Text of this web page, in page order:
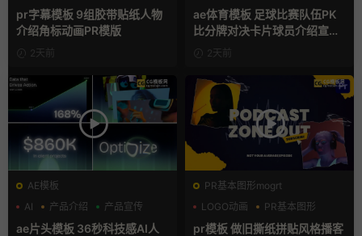
人物介绍
pr字幕模板 9组胶带贴纸人物
介绍角标动画PR模版
2天前
ae体育模板 足球比赛队伍PK
比分牌对决卡片球员介绍宣传
视频AE模板
2天前
AE模板
AI
产品介绍 产品宣传
ae片头模板 36秒科技感AI人
PR基本图形mogrt
LOGO动画
PR基本图形
复古风
pr模板 做旧撕纸拼贴风格播客